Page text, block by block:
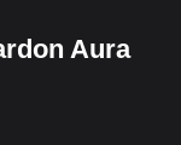
Aura